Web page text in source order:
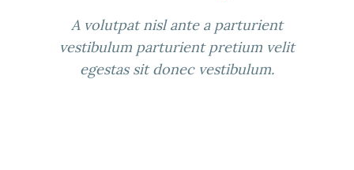
A volutpat nisl ante a parturient
vestibulum parturient pretium velit
egestas sit donec vestibulum.